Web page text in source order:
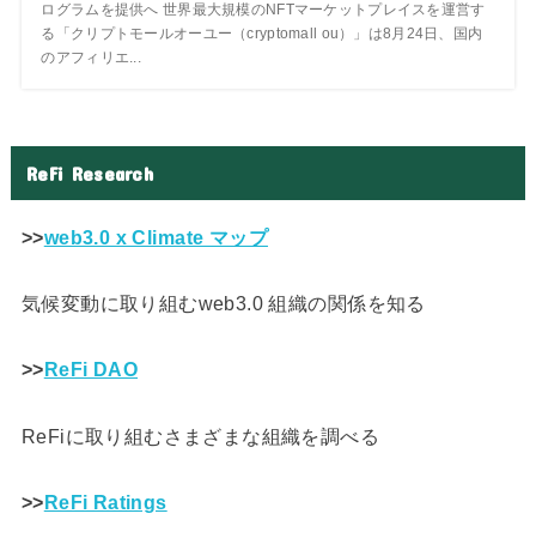
ログラムを提供へ 世界最大規模のNFTマーケットプレイスを運営す
る「クリプトモールオーユー（cryptomall ou）」は8月24日、国内
のアフィリエ...
ReFi Research
>>web3.0 x Climate マップ
気候変動に取り組むweb3.0 組織の関係を知る
>> ReFi DAO
ReFiに取り組むさまざまな組織を調べる
>>ReFi Ratings